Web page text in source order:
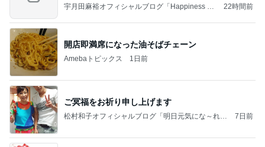
宇月田麻裕オフィシャルブログ「Happiness Fa
22時間前
開店即満席になった油そばチェーン
Amebaトピックス 1日前
ご冥福をお祈り申し上げます
松村和子オフィシャルブログ「明日元気にな～れ」
7日前